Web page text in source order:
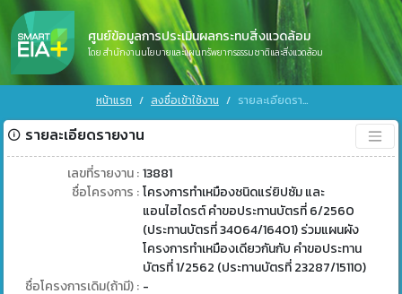
ศูนย์ข้อมูลการประเมินผลกระทบสิ่งแวดล้อม
โดย สำนักงานนโยบายและแผนทรัพยากรธรรมชาติและสิ่งแวดล้อม
หน้าแรก ลงชื่อเข้าใช้งาน รายละเอียดรายงาน
รายละเอียดรายงาน
เลขที่รายงาน : 13881
ชื่อโครงการ : โครงการทำเหมืองชนิดแร่ยิปซัม และ
แอนไฮไดรต์ คำขอประทานบัตรที่ 6/2560
(ประทานบัตรที่ 34064/16401) ร่วมแผนผัง
โครงการทำเหมืองเดียวกันกับ คำขอประทาน
บัตรที่ 1/2562 (ประทานบัตรที่ 23287/15110)
ชื่อโครงการเดิม(ถ้ามี) : -